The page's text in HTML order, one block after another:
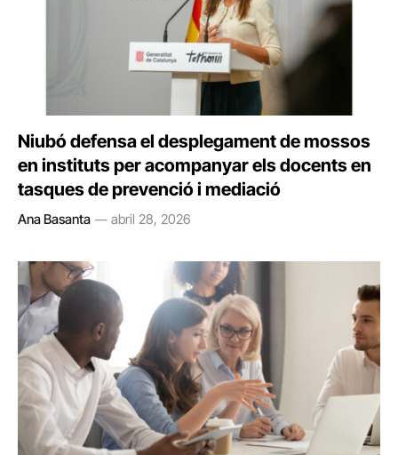
Niubó defensa el desplegament de mossos
en instituts per acompanyar els docents en
tasques de prevenció i mediació
Ana Basanta abril 28, 2026